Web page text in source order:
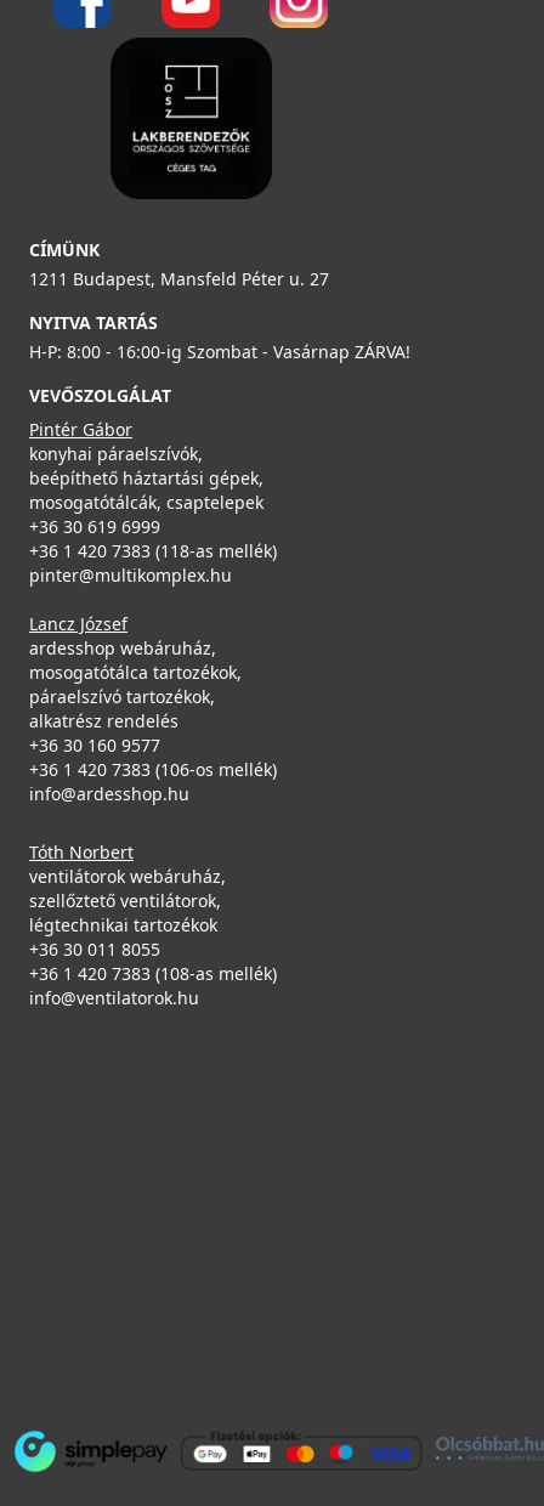
CÍMÜNK
1211 Budapest, Mansfeld Péter u. 27
NYITVA TARTÁS
H-P: 8:00 - 16:00-ig Szombat - Vasárnap ZÁRVA!
VEVŐSZOLGÁLAT
Pintér Gábor
konyhai páraelszívók,
beépíthető háztartási gépek,
mosogatótálcák, csaptelepek
+36 30 619 6999
+36 1 420 7383 (118-as mellék)
pinter@multikomplex.hu
Lancz József
ardesshop webáruház,
mosogatótálca tartozékok,
páraelszívó tartozékok,
alkatrész rendelés
+36 30 160 9577
+36 1 420 7383 (106-os mellék)
info@ardesshop.hu
Tóth Norbert
ventilátorok webáruház,
szellőztető ventilátorok,
légtechnikai tartozékok
+36 30 011 8055
+36 1 420 7383 (108-as mellék)
info@ventilatorok.hu